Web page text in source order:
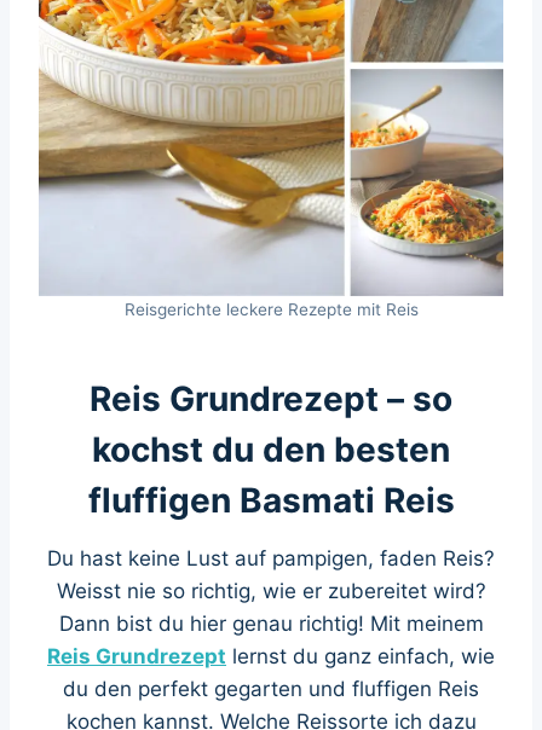
Reisgerichte leckere Rezepte mit Reis
Reis Grundrezept – so
kochst du den besten
fluffigen Basmati Reis
Du hast keine Lust auf pampigen, faden Reis?
Weisst nie so richtig, wie er zubereitet wird?
Dann bist du hier genau richtig! Mit meinem
Reis Grundrezept lernst du ganz einfach, wie
du den perfekt gegarten und fluffigen Reis
kochen kannst. Welche Reissorte ich dazu